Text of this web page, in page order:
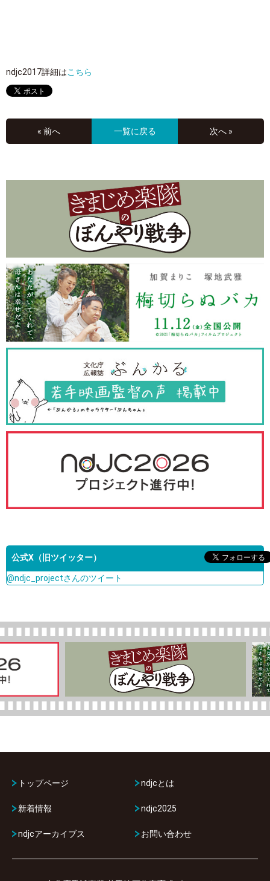
ndjc2017詳細はこちら
« 前へ 一覧に戻る 次へ »
公式X（旧ツイッター）
@ndjc_projectさんのツイート
トップページ ndjcとは
新着情報 ndjc2025
ndjcアーカイブス お問い合わせ